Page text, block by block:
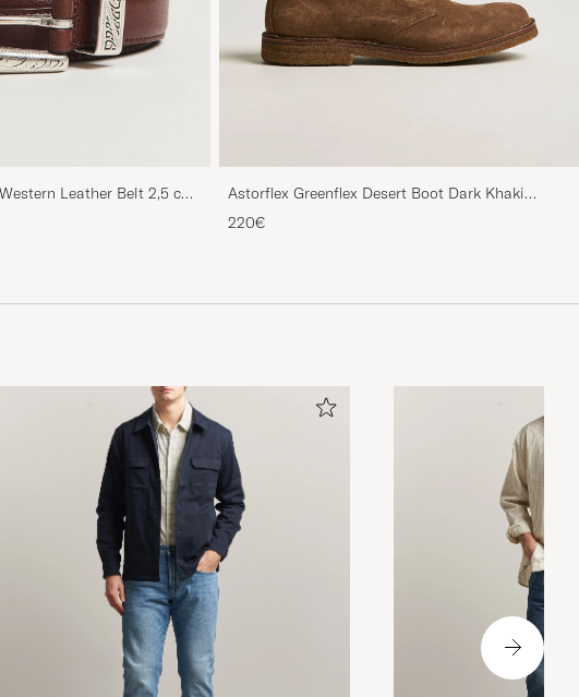
Leather Belt 2,5 cm
Astorflex Greenflex Desert Boot Dark Khaki
Suede
220€